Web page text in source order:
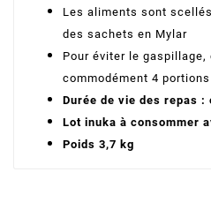
Les aliments sont
des sachets en Mylar
Pour éviter le
commodément 4 portions
Durée de vie des repas :
Lot inuka à consommer
Poids 3,7 kg